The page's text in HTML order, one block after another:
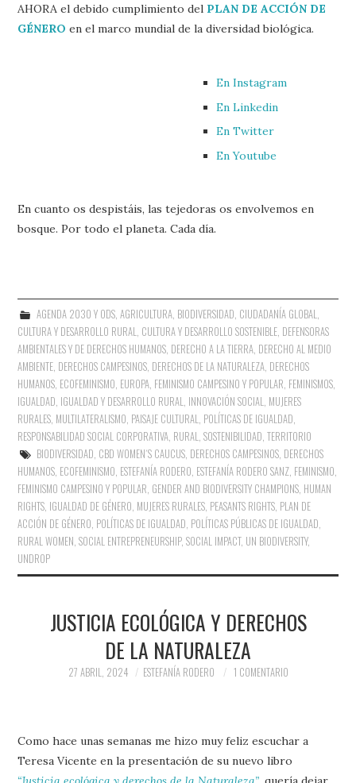
AHORA el debido cumplimiento del PLAN DE ACCIÓN DE
GÉNERO en el marco mundial de la diversidad biológica.
En Instagram
En Linkedin
En Twitter
En Youtube
En cuanto os despistáis, las tejedoras os envolvemos en
bosque. Por todo el planeta. Cada día.
AGENDA 2030 Y ODS, AGRICULTURA, BIODIVERSIDAD, CIUDADANÍA GLOBAL,
CULTURA Y DESARROLLO RURAL, CULTURA Y DESARROLLO SOSTENIBLE, DEFENSORAS
AMBIENTALES Y DE DERECHOS HUMANOS, DERECHO A LA TIERRA, DERECHO AL MEDIO
AMBIENTE, DERECHOS CAMPESINOS, DERECHOS DE LA NATURALEZA, DERECHOS
HUMANOS, ECOFEMINISMO, EUROPA, FEMINISMO CAMPESINO Y POPULAR, FEMINISMOS,
IGUALDAD, IGUALDAD Y DESARROLLO RURAL, INNOVACIÓN SOCIAL, MUJERES
RURALES, MULTILATERALISMO, PAISAJE CULTURAL, POLÍTICAS DE IGUALDAD,
RESPONSABILIDAD SOCIAL CORPORATIVA, RURAL,SOSTENIBILIDAD,TERRITORIO
BIODIVERSIDAD, CBD WOMEN´S CAUCUS, DERECHOS CAMPESINOS, DERECHOS
HUMANOS, ECOFEMINISMO, ESTEFANÍA RODERO, ESTEFANÍA RODERO SANZ, FEMINISMO,
FEMINISMO CAMPESINO Y POPULAR, GENDER AND BIODIVERSITY CHAMPIONS, HUMAN
RIGHTS, IGUALDAD DE GÉNERO, MUJERES RURALES, PEASANTS RIGHTS, PLAN DE
ACCIÓN DE GÉNERO, POLÍTICAS DE IGUALDAD, POLÍTICAS PÚBLICAS DE IGUALDAD,
RURAL WOMEN,SOCIAL ENTREPRENEURSHIP,SOCIAL IMPACT, UN BIODIVERSITY,
UNDROP
JUSTICIA ECOLÓGICA Y DERECHOS
DE LA NATURALEZA
27 ABRIL, 2024 ESTEFANÍA RODERO 1 COMENTARIO
Como hace unas semanas me hizo muy feliz escuchar a
Teresa Vicente en la presentación de su nuevo libro